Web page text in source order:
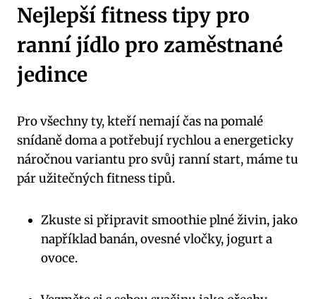
Nejlepší fitness tipy pro
ranní jídlo pro zaměstnané
jedince
Pro všechny ty, kteří nemají čas na pomalé
snídaně doma a potřebují rychlou a energeticky
náročnou variantu pro svůj ranní start, máme tu
pár užitečných fitness tipů.
Zkuste si připravit smoothie plné živin, jako
například banán, ovesné vločky, jogurt a
ovoce.